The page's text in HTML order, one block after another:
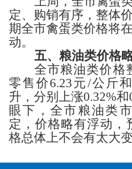
定、 购销有序，整体
期全市禽蛋类价格将
动。
五、粮油类价格
全市粮油类价格
零售价6.23元/公斤
升， 分别上涨0.32%和
眼下，全市粮油类
定 ，价格略有浮动，
格总体上不会有太大